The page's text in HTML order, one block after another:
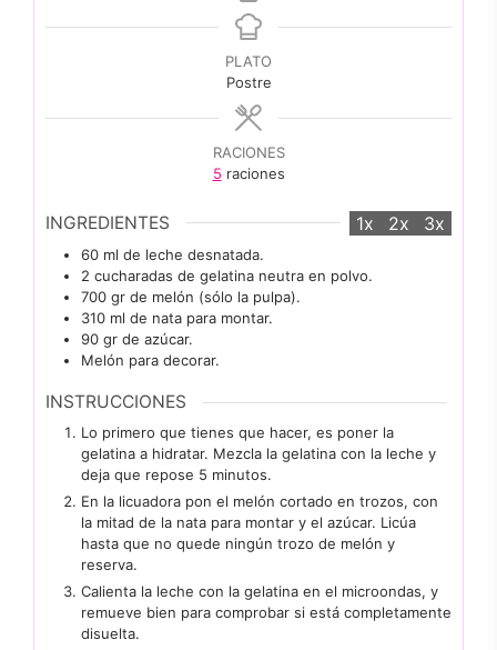
PLATO
Postre
RACIONES
5 raciones
INGREDIENTES 1x 2x 3x
60 ml de leche desnatada.
2 cucharadas de gelatina neutra en polvo.
700 gr de melón (sólo la pulpa).
310 ml de nata para montar.
90 gr de azúcar.
Melón para decorar.
INSTRUCCIONES
Lo primero que tienes que hacer, es poner la
gelatina a hidratar. Mezcla la gelatina con la leche y
deja que repose 5 minutos.
En la licuadora pon el melón cortado en trozos, con
la mitad de la nata para montar y el azúcar. Licúa
hasta que no quede ningún trozo de melón y
reserva.
Calienta la leche con la gelatina en el microondas, y
remueve bien para comprobar si está completamente
disuelta.